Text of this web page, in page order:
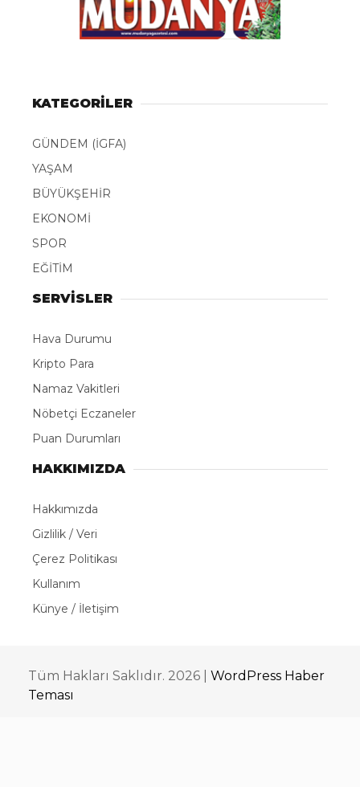
KATEGORİLER
GÜNDEM (İGFA)
YAŞAM
BÜYÜKŞEHİR
EKONOMİ
SPOR
EĞİTİM
SERVİSLER
Hava Durumu
Kripto Para
Namaz Vakitleri
Nöbetçi Eczaneler
Puan Durumları
HAKKIMIZDA
Hakkımızda
Gizlilik / Veri
Çerez Politikası
Kullanım
Künye / İletişim
Tüm Hakları Saklıdır. 2026 | WordPress Haber
Teması